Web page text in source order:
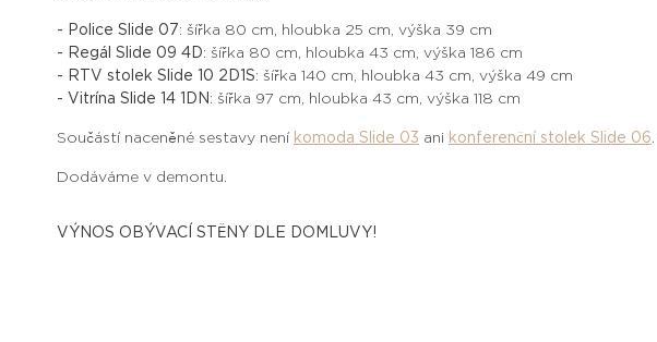
- Police Slide 07: šířka 80 cm, hloubka 25 cm, výška 39 cm
- Regál Slide 09 4D: šířka 80 cm, hloubka 43 cm, výška 186 cm
- RTV stolek Slide 10 2D1S: šířka 140 cm, hloubka 43 cm, výška 49 cm
- Vitrína Slide 14 1DN : šířka 97 cm, hloubka 43 cm, výška 118 cm
Součástí naceněné sestavy není komoda Slide 03 ani konferenční stolek Slide 06
Dodáváme v demontu.
VÝNOS OBÝVACÍ STĚNY DLE DOMLUVY!